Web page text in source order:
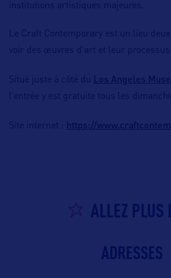
institutions artistiques majeures.
Le Craft Contemporary est un lieu
voir des œuvres d’art et leur processus
Situé juste à côté du Los Angeles
l’entrée y est gratuite tous les
Site internet : https://
ALLEZ PLUS
ADRESSES